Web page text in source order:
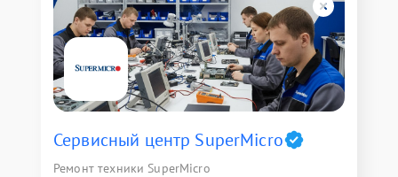
Сервисный центр SuperMicro
Ремонт техники SuperMicro